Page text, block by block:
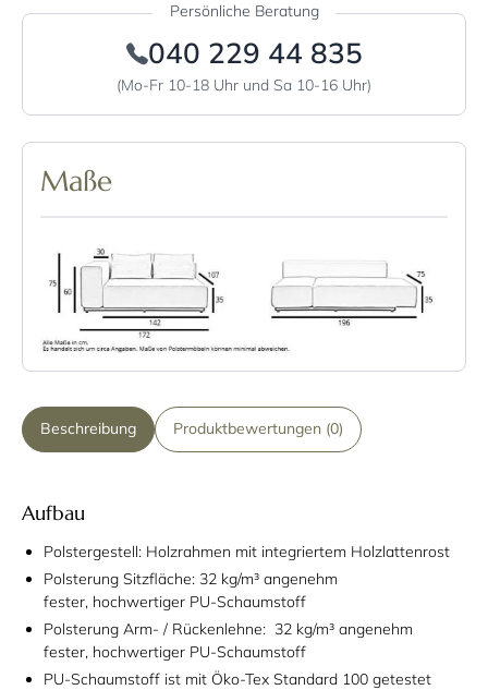
Persönliche Beratung
040 229 44 835
(Mo-Fr 10-18 Uhr und Sa 10-16 Uhr)
Maße
Beschreibung Produktbewertungen (0)
Aufbau
Polstergestell: Holzrahmen mit integriertem Holzlattenrost
Polsterung Sitzfläche: 32 kg/m³ angenehm
fester, hochwertiger PU-Schaumstoff
Polsterung Arm- / Rückenlehne: 32 kg/m³ angenehm
fester, hochwertiger PU-Schaumstoff
PU-Schaumstoff ist mit Öko-Tex Standard 100 getestet